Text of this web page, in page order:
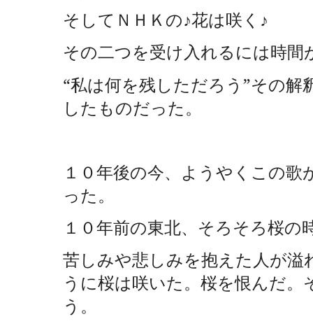
そしてＮＨＫの♪花は咲く♪
その二つを受け入れるには時間
“私は何を残しただろう”その解
したものだった。
１０年後の今、ようやくこの
った。
１０年前の東北、そろそろ桜
苦しみや悲しみを抱えた人が
うに桜は咲いた。桜を恨んだ
う。